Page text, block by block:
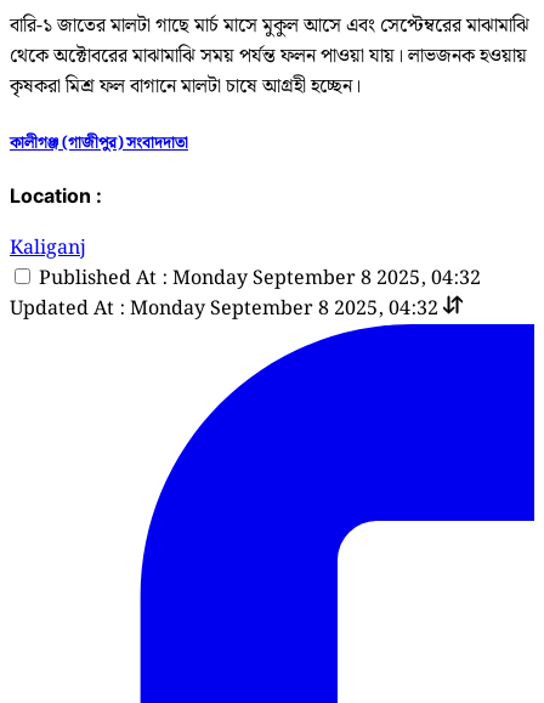
বারি-১ জাতের মালটা গাছে মার্চ মাসে মুকুল আসে এবং সেপ্টেম্বরের মাঝামাঝি
থেকে অক্টোবরের মাঝামাঝি সময় পর্যন্ত ফলন পাওয়া যায়। লাভজনক হওয়ায়
কৃষকরা মিশ্র ফল বাগানে মালটা চাষে আগ্রহী হচ্ছেন।
কালীগঞ্জ (গাজীপুর) সংবাদদাতা
Location :
Kaliganj
Published At : Monday September 8 2025, 04:32
Updated At : Monday September 8 2025, 04:32